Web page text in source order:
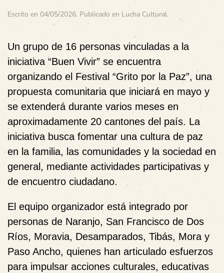
Escrito en 04/05/2026. Publicado en Lucha Cultural.
Un grupo de 16 personas vinculadas a la
iniciativa “Buen Vivir” se encuentra
organizando el Festival “Grito por la Paz”, una
propuesta comunitaria que iniciará en mayo y
se extenderá durante varios meses en
aproximadamente 20 cantones del país. La
iniciativa busca fomentar una cultura de paz
en la familia, las comunidades y la sociedad en
general, mediante actividades participativas y
de encuentro ciudadano.
El equipo organizador está integrado por
personas de Naranjo, San Francisco de Dos
Ríos, Moravia, Desamparados, Tibás, Mora y
Paso Ancho, quienes han articulado esfuerzos
para impulsar acciones culturales, educativas